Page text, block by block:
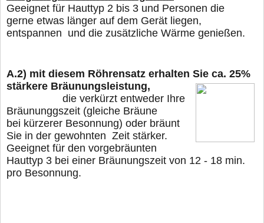
Geeignet für Hauttyp 2 bis 3 und Personen die
gerne etwas länger auf dem Gerät liegen,
entspannen und die zusätzliche Wärme genießen.
A.2) mit diesem Röhrensatz erhalten Sie ca. 25%
stärkere Bräunungsleistung,
die verkürzt entweder Ihre
Bräununggszeit (gleiche Bräune
bei kürzerer Besonnung) oder bräunt
Sie in der gewohnten Zeit stärker.
Geeignet für den vorgebräunten
Hauttyp 3 bei einer Bräunungszeit von 12 - 18 min.
pro Besonnung.